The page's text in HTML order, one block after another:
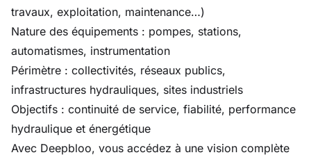
travaux, exploitation, maintenance…)
Nature des équipements : pompes, stations,
automatismes, instrumentation
Périmètre : collectivités, réseaux publics,
infrastructures hydrauliques, sites industriels
Objectifs : continuité de service, fiabilité, performance
hydraulique et énergétique
Avec Deepbloo, vous accédez à une vision complète